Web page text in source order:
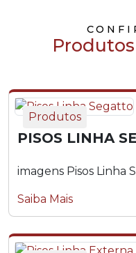
Produtos
PISOS LINHA
imagens Pisos Linha
Saiba Mais